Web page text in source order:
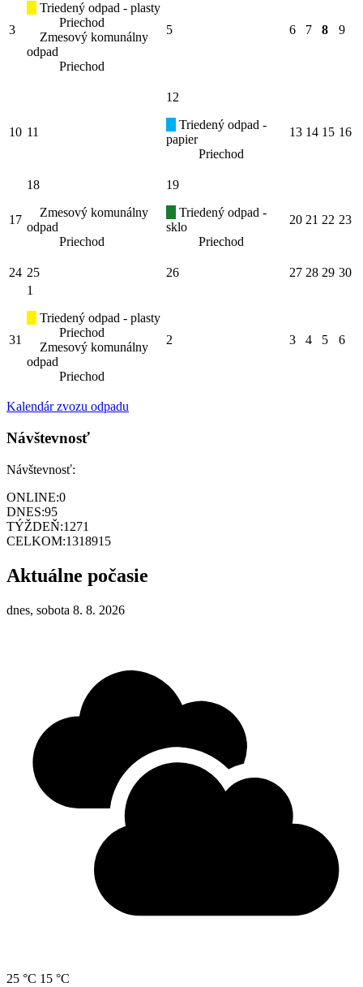
3
Triedený odpad - plasty
Priechod
Zmesový komunálny
odpad
Priechod
5 6 7 8 9
10 11
12
Triedený odpad -
papier
Priechod
13 14 15 16
17
18
Zmesový komunálny
odpad
Priechod
19
Triedený odpad -
sklo
Priechod
20 21 22 23
24 25 26 27 28 29 30
31
1
Triedený odpad - plasty
Priechod
Zmesový komunálny
odpad
Priechod
2 3 4 5 6
Kalendár zvozu odpadu
Návštevnosť
Návštevnosť:
ONLINE:0
DNES:95
TÝŽDEŇ:1271
CELKOM:1318915
Aktuálne počasie
dnes, sobota 8. 8. 2026
25 °C 15 °C